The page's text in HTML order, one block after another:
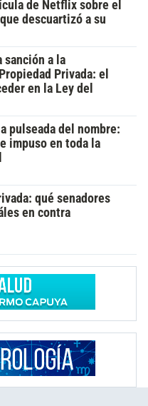
de Netflix sobre el
descuartizó a su
sanción a la
Privada: el
en la Ley del
pulseada del nombre:
impuso en toda la
qué senadores
en contra